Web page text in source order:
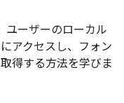
ユーザーのローカル
アクセスし、フォン
得する方法を学びま